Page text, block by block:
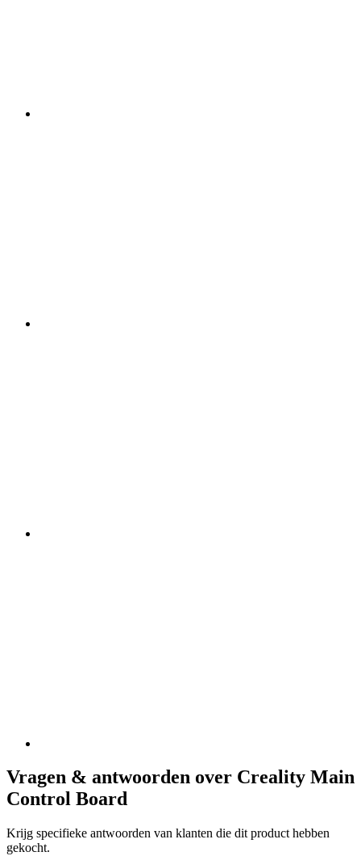
Vragen & antwoorden over Creality Main
Control Board
Krijg specifieke antwoorden van klanten die dit product hebben
gekocht.